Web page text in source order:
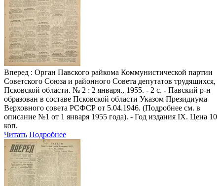
Вперед : Орган Павского райкома Коммунистической партии
Советского Союза и районного Совета депутатов трудящихся,
Псковской области. № 2 : 2 января., 1955. - 2 с. - Павский р-н
образован в составе Псковской области Указом Президиума
Верховного совета РСФСР от 5.04.1946. (Подробнее см. в
описание №1 от 1 января 1955 года). - Год издания IX. Цена 10
коп.
Читать Подробнее